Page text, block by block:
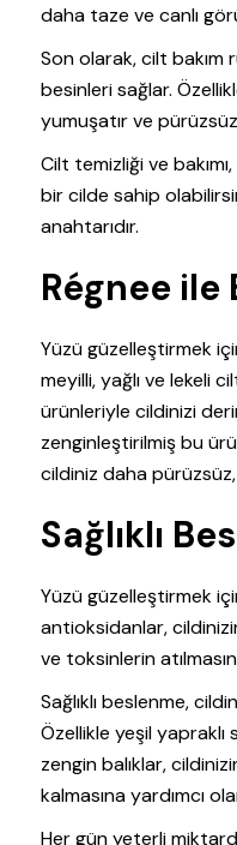
daha taze ve canlı
Son olarak, cilt bakım
besinleri sağlar.
yumuşatır ve
Cilt temizliği ve
bir cilde sahip
anahtarıdır.
Régnee ile
Yüzü güzelleştirmek
meyilli, yağlı ve lekeli
ürünleriyle cildinizi
zenginleştirilmiş bu
cildiniz daha
Sağlıklı
Yüzü güzelleştirmek
antioksidanlar,
ve toksinlerin
Sağlıklı beslenme,
Özellikle yeşil
zengin balıklar,
kalmasına yardımcı
Her gün yeterli